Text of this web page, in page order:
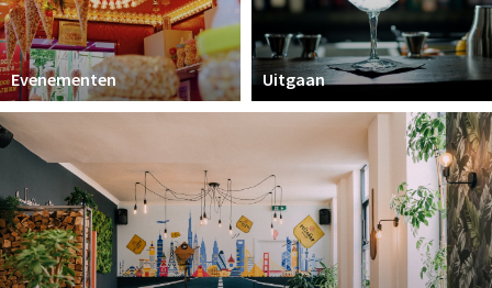
Musea, theaters & podia
Uitjes & activiteiten
Natuurgebieden
Andere City Apps
Inloggen
Evenementen Uitgaan